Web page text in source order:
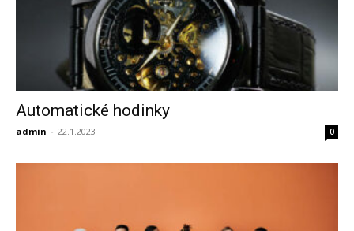
Automatické hodinky
admin - 22.1.2023 0